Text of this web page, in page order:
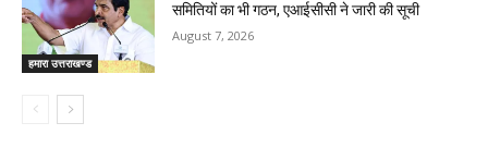
हमारा उत्तराखण्ड
समितियों का भी गठन, एआईसीसी ने जारी की सूची
August 7, 2026